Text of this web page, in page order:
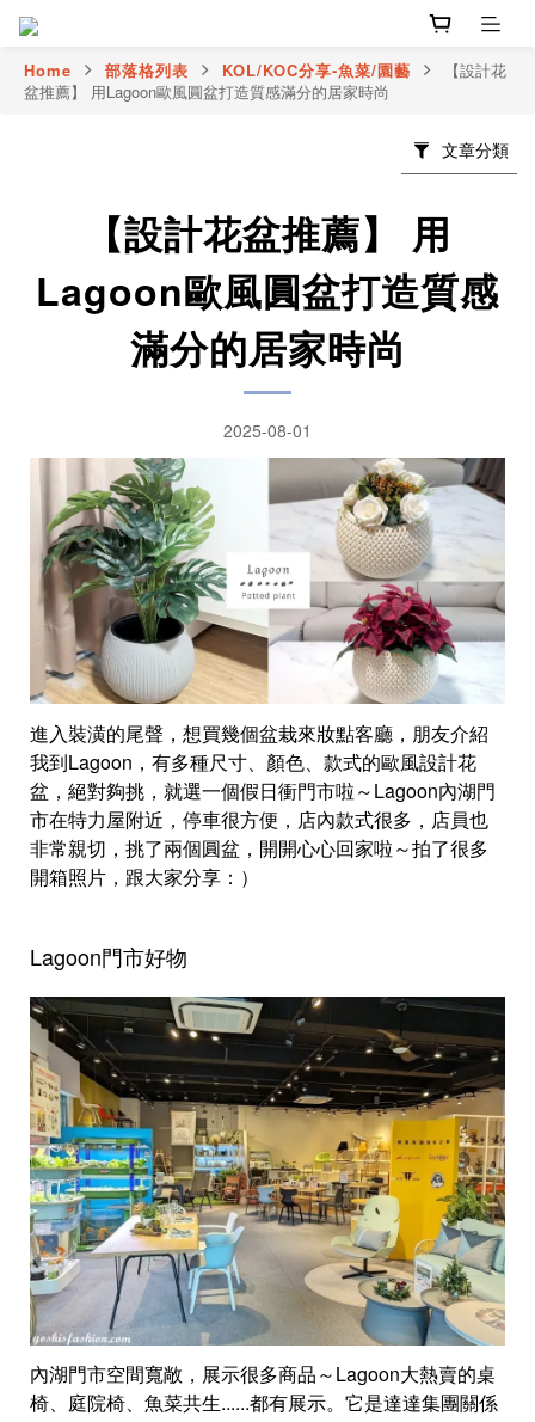
Home 部落格列表 KOL/KOC分享-魚菜/園藝
【設計花
盆推薦】 用Lagoon歐風圓盆打造質感滿分的居家時尚
文章分類
【設計花盆推薦】 用
Lagoon歐風圓盆打造質感
滿分的居家時尚
2025-08-01
進入裝潢的尾聲，想買幾個盆栽來妝點客廳，朋友介紹
我到Lagoon，有多種尺寸、顏色、款式的歐風設計花
盆，絕對夠挑，就選一個假日衝門市啦～Lagoon內湖門
市在特力屋附近，停車很方便，店內款式很多，店員也
非常親切，挑了兩個圓盆，開開心心回家啦～拍了很多
開箱照片，跟大家分享：）
Lagoon門市好物
內湖門市空間寬敞，展示很多商品～Lagoon大熱賣的桌
椅、庭院椅、魚菜共生......都有展示。它是達達集團關係